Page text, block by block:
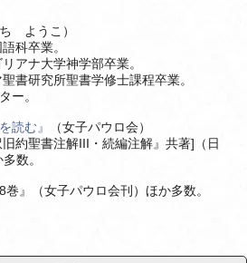
ち ようこ）
科卒業。
アナ大学神学部卒業。
書研究所聖書学修士課程卒業。
ー。
読む』
（女子パウロ会）
旧約聖書注解III・続編注解』共著]（日
数。
』（女子パウロ会刊）ほか多数。